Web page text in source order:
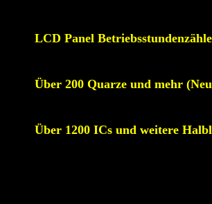
LCD Panel
Über 200 Quarze und mehr
Über 1200 ICs und weitere